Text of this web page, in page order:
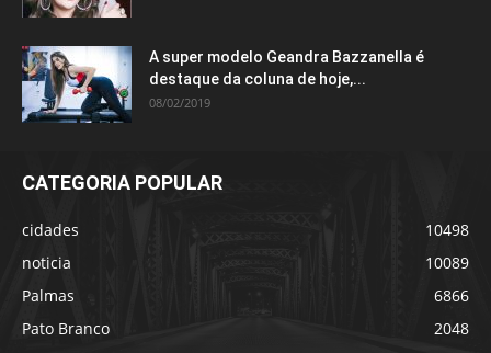
A super modelo Geandra Bazzanella é
destaque da coluna de hoje,...
08/02/2019
CATEGORIA POPULAR
cidades
10498
noticia
10089
Palmas
6866
Pato Branco
2048